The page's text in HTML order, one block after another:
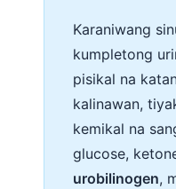
Karaniwang
kumpletong
pisikal na
kalinawan,
kemikal na
glucose,
urobilinogen,